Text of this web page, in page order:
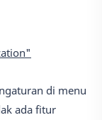
di menu
ada fitur